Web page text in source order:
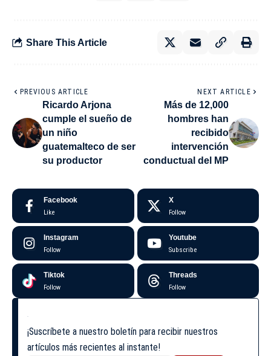
Share This Article
PREVIOUS ARTICLE
Ricardo Arjona
cumple el sueño de
un niño
guatemalteco de ser
su productor
NEXT ARTICLE
Más de 12,000
hombres han
recibido
intervención
conductual del MP
Facebook
Like
X
Follow
Instagram
Follow
Youtube
Subscribe
Tiktok
Follow
Threads
Follow
¡Suscríbete a nuestro boletín para recibir nuestros
artículos más recientes al instante!